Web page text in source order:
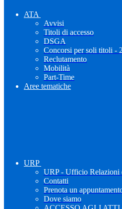
ATA
Avvisi
Titoli di accesso
DSGA
Concorsi per soli titoli -
Reclutamento
Mobilità
Part-Time
Aree tematiche
URP
URP - Ufficio Relazioni
Contatti
Prenota un
Dove siamo